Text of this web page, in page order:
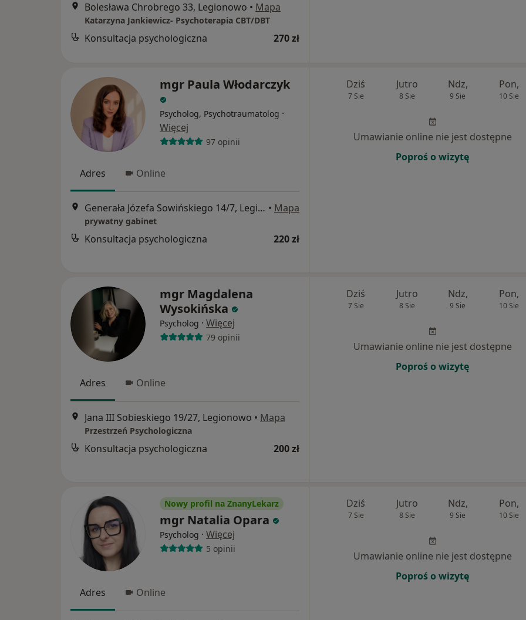
Bolesława Chrobrego 33, Legionowo • Mapa
Katarzyna Jankiewicz- Psychoterapia CBT/DBT
Konsultacja psychologiczna 270 zł
mgr Paula Włodarczyk
Psycholog, Psychotraumatolog ·
Więcej
97 opinii
Adres Online
Generała Józefa Sowińskiego 14/7, Legionowo • Mapa
prywatny gabinet
Konsultacja psychologiczna 220 zł
Dziś
7 Sie
Jutro
8 Sie
Ndz,
9 Sie
Pon,
10 Sie
Umawianie online nie jest dostępne
Poproś o wizytę
mgr Magdalena
Wysokińska
Psycholog · Więcej
79 opinii
Adres Online
Jana III Sobieskiego 19/27, Legionowo • Mapa
Przestrzeń Psychologiczna
Konsultacja psychologiczna 200 zł
Dziś
7 Sie
Jutro
8 Sie
Ndz,
9 Sie
Pon,
10 Sie
Umawianie online nie jest dostępne
Poproś o wizytę
Nowy profil na ZnanyLekarz
mgr Natalia Opara
Psycholog · Więcej
5 opinii
Adres Online
Dziś
7 Sie
Jutro
8 Sie
Ndz,
9 Sie
Pon,
10 Sie
Umawianie online nie jest dostępne
Poproś o wizytę